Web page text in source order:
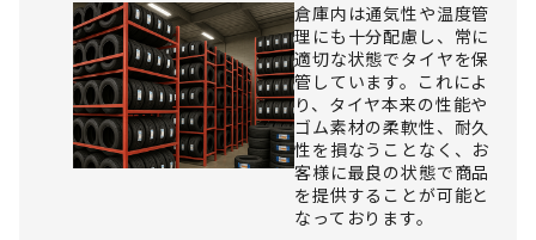
倉庫内は通気性や温度管
理にも十分配慮し、常に
適切な状態でタイヤを保
管しています。これによ
り、タイヤ本来の性能や
ゴム素材の柔軟性、耐久
性を損なうことなく、お
客様に最良の状態で商品
を提供することが可能と
なっております。